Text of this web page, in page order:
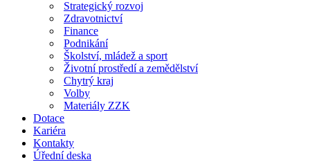
Strategický rozvoj
Zdravotnictví
Finance
Podnikání
Školství, mládež a sport
Životní prostředí a zemědělství
Chytrý kraj
Volby
Materiály ZZK
Dotace
Kariéra
Kontakty
Úřední deska